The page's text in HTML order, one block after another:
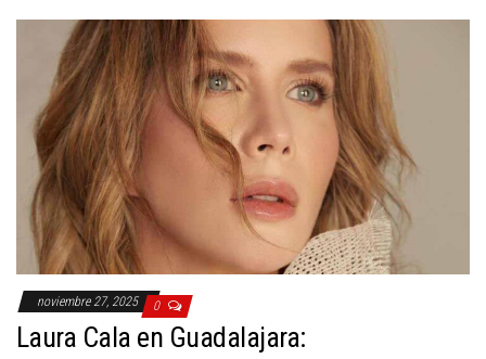
noviembre 27, 2025 0
Laura Cala en Guadalajara: